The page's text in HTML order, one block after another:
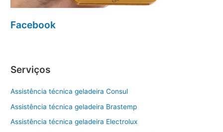
Facebook
Serviços
Assistência técnica geladeira Consul
Assistência técnica geladeira Brastemp
Assistência técnica geladeira Electrolux